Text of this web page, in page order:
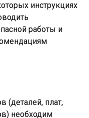
инструкциях
работы и
(деталей, плат,
необходим